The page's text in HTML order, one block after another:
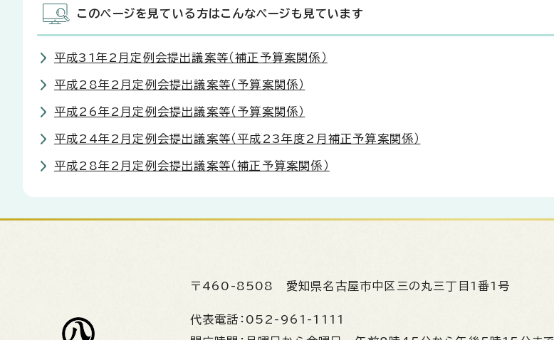
このページを見ている方はこんなページも見ています
平成31年2月定例会提出議案等（補正予算案関係）
平成28年2月定例会提出議案等（予算案関係）
平成26年2月定例会提出議案等（予算案関係）
平成24年2月定例会提出議案等（平成23年度2月補正予算案関係）
平成28年2月定例会提出議案等（補正予算案関係）
〒460-8508 愛知県名古屋市中区三の丸三丁目1番1号
代表電話： 052-961-1111